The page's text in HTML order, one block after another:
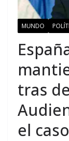
MUNDO
tras
el